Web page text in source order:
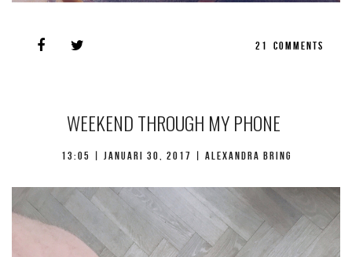
21 COMMENTS
WEEKEND THROUGH MY PHONE
13:05 | januari 30, 2017 | Alexandra Bring